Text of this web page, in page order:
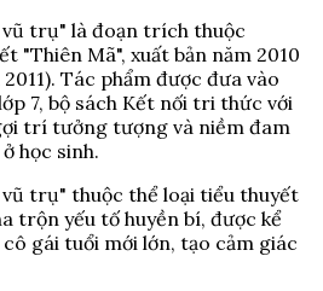
trụ" là đoạn trích thuộc
"Thiên Mã", xuất bản năm 2010
Tác phẩm được đưa vào
7, bộ sách Kết nối tri thức với
trí tưởng tượng và niềm đam
học sinh.
trụ" thuộc thể loại tiểu thuyết
trộn yếu tố huyền bí, được kể
gái tuổi mới lớn, tạo cảm giác